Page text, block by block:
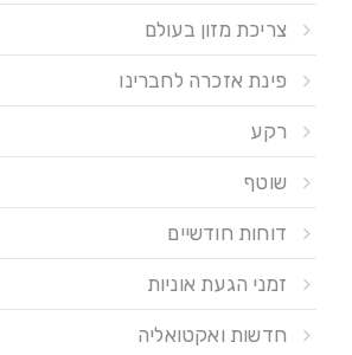
צריכת מזון בעולם
פינת אזכרה לחברינו
רקע
שוטף
דוחות חודשיים
זמני הגעת אוניות
חדשות ואקטואליה